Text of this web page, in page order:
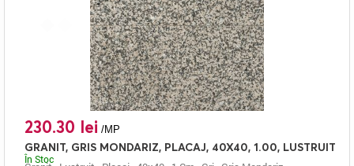
230.30 lei /MP
GRANIT, GRIS MONDARIZ, PLACAJ, 40X40, 1.00, LUSTRUIT
În Stoc